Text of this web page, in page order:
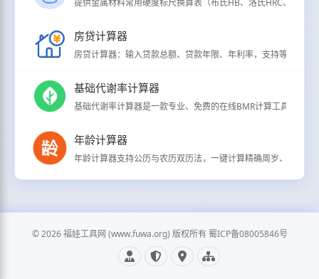
提供金属材料常用硬度标尺换算表（布氏HB、洛氏HRC、维氏
房贷计算器
房贷计算器：输入贷款总额、贷款年限、年利率，支持等额本
基础代谢率计算器
基础代谢率计算器是一款专业、免费的在线BMR计算工具，用
年龄计算器
年龄计算器支持公历与农历双历法，一键计算精确周岁、虚岁
© 2026 福娃工具网 (www.fuwa.org) 版权所有 蜀ICP备08005846号